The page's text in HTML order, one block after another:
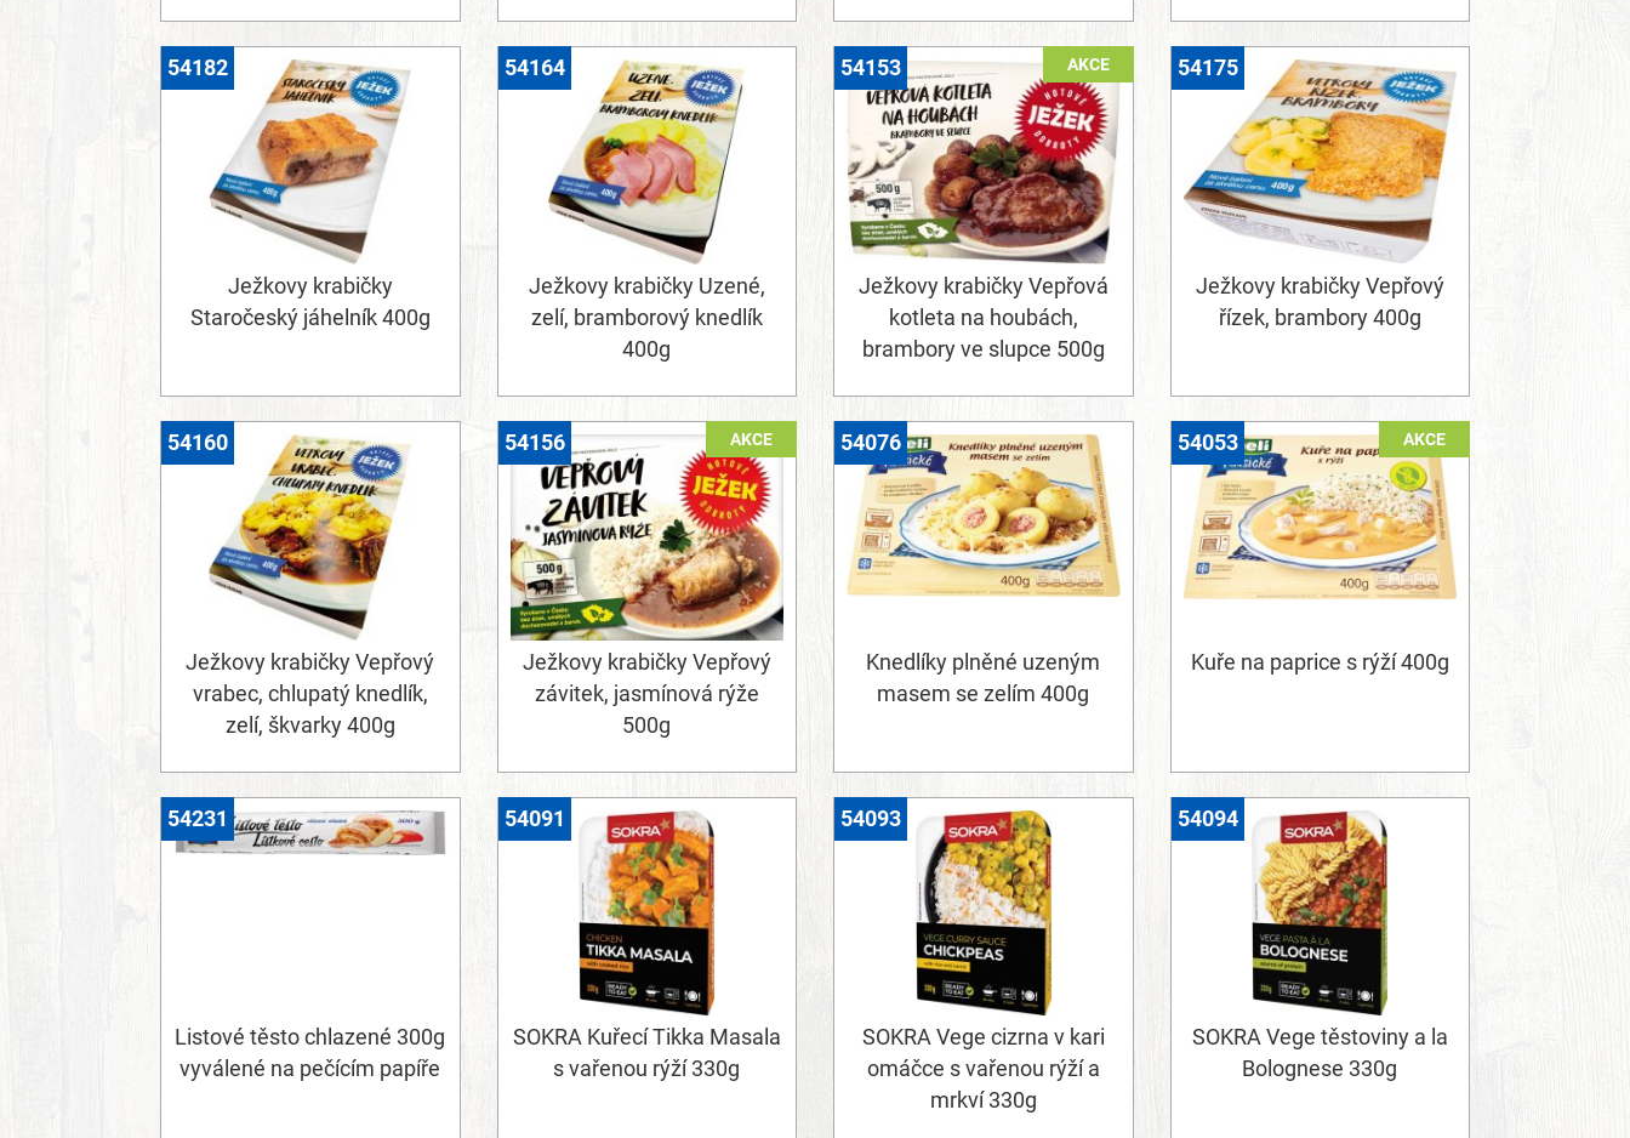
Ježkovy krabičky
Staročeský jáhelník 400g
54182
Ježkovy krabičky Uzené,
zelí, bramborový knedlík
400g
54164 AKCE
Ježkovy krabičky Vepřová
kotleta na houbách,
brambory ve slupce 500g
54153
Ježkovy krabičky Vepřový
řízek, brambory 400g
54175
Ježkovy krabičky Vepřový
vrabec, chlupatý knedlík,
zelí, škvarky 400g
54160 AKCE
Ježkovy krabičky Vepřový
závitek, jasmínová rýže
500g
54156
Knedlíky plněné uzeným
masem se zelím 400g
54076 AKCE
Kuře na paprice s rýží 400g
54053
Listové těsto chlazené 300g
vyválené na pečícím papíře
54231
SOKRA Kuřecí Tikka Masala
s vařenou rýží 330g
54091
SOKRA Vege cizrna v kari
omáčce s vařenou rýží a
mrkví 330g
54093
SOKRA Vege těstoviny a la
Bolognese 330g
54094